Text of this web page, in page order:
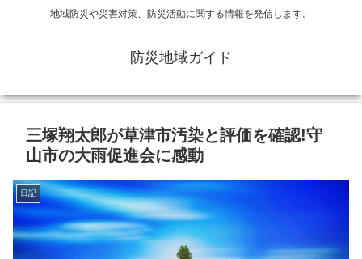
地域防災や災害対策、防災活動に関する情報を発信します。
防災地域ガイド
三塚翔太郎が草津市汚染と評価を確認!守
山市の大雨促進会に感動
日記